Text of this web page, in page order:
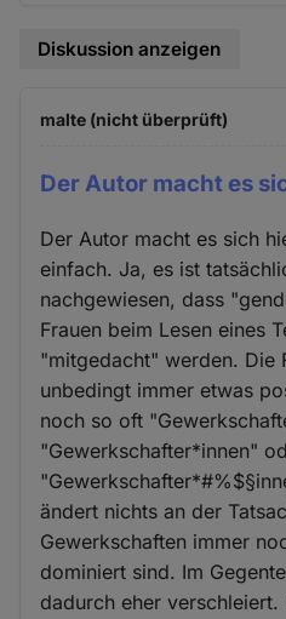
Diskussion anzeigen
malte (nicht überprüft)
Der Autor macht es
Der Autor macht es sich
einfach. Ja, es ist
nachgewiesen, dass
Frauen beim Lesen eines
"mitgedacht" werden. Die
unbedingt immer etwas
noch so oft
"Gewerkschafter*innen"
ändert nichts an der
Gewerkschaften immer
dominiert sind. Im
dadurch eher